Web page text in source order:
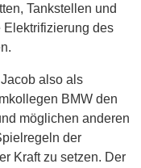
Tankstellen und
Elektrifizierung des
also als
BMW den
möglichen anderen
der
Kraft zu setzen. Der